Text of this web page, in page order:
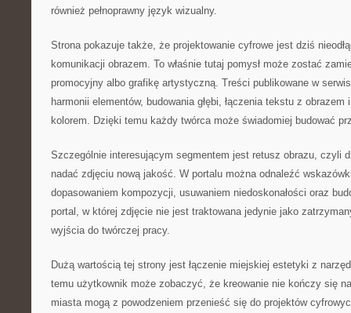
również pełnoprawny język wizualny.
Strona pokazuje także, że projektowanie cyfrowe jest dziś
komunikacji obrazem. To właśnie tutaj pomysł może zostać
promocyjny albo grafikę artystyczną. Treści publikowane w
harmonii elementów, budowania głębi, łączenia tekstu z obrazem
kolorem. Dzięki temu każdy twórca może świadomiej budować
Szczególnie interesującym segmentem jest retusz obrazu, czyli
nadać zdjęciu nową jakość. W portalu można odnaleźć
dopasowaniem kompozycji, usuwaniem niedoskonałości oraz
portal, w której zdjęcie nie jest traktowana jedynie jako
wyjścia do twórczej pracy.
Dużą wartością tej strony jest łączenie miejskiej estetyki z
temu użytkownik może zobaczyć, że kreowanie nie kończy się
miasta mogą z powodzeniem przenieść się do projektów